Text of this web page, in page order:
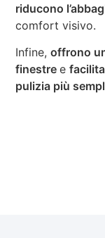
riducono
comfort visivo.
Infine,offrono
finestree
pulizia più